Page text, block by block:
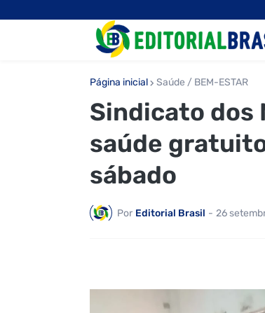
Página inicial Saúde / BEM-ESTAR
Sindicato dos
saúde
sábado
Por Editorial Brasil - 26